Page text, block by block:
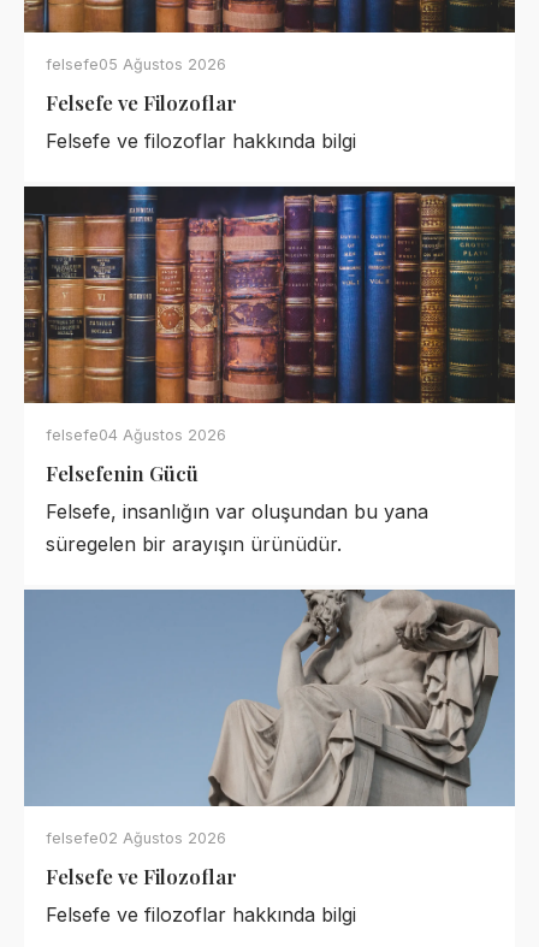
felsefe05 Ağustos 2026
Felsefe ve Filozoflar
Felsefe ve filozoflar hakkında bilgi
felsefe04 Ağustos 2026
Felsefenin Gücü
Felsefe, insanlığın var oluşundan bu yana
süregelen bir arayışın ürünüdür.
felsefe02 Ağustos 2026
Felsefe ve Filozoflar
Felsefe ve filozoflar hakkında bilgi